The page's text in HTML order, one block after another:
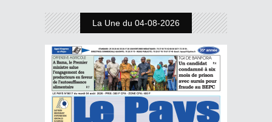
La Une du 04-08-2026